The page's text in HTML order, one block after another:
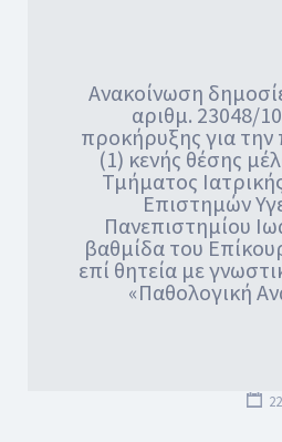
Ανακοίνωση
αριθμ. 23048/
προκήρυξης για
(1) κενής θέσης
Τμήματος
Επιστημών
Πανεπιστημίου
βαθμίδα του
επί θητεία με
«Παθολογική